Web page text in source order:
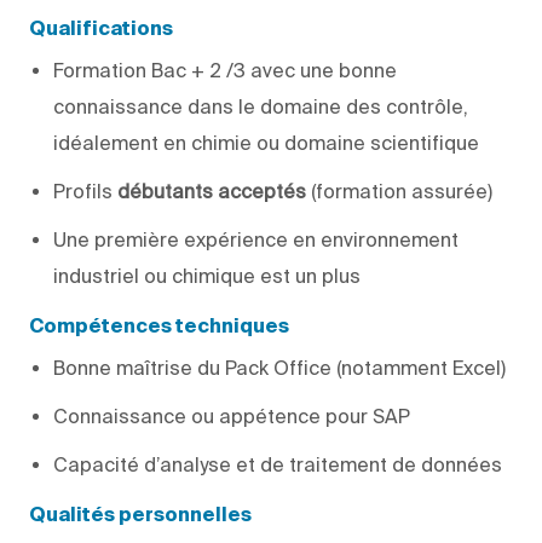
Qualifications
Formation Bac + 2 /3 avec une bonne
connaissance dans le domaine des contrôle,
idéalement en chimie ou domaine scientifique
Profils débutants acceptés (formation assurée)
Une première expérience en environnement
industriel ou chimique est un plus
Compétences techniques
Bonne maîtrise du Pack Office (notamment Excel)
Connaissance ou appétence pour SAP
Capacité d’analyse et de traitement de données
Qualités personnelles